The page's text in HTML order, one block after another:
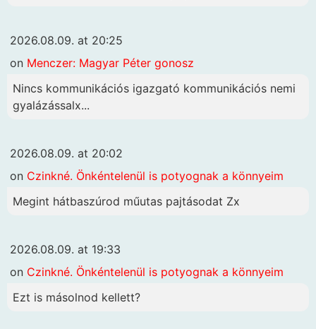
2026.08.09. at 20:25
on Menczer: Magyar Péter gonosz
Nincs kommunikációs igazgató kommunikációs nemi
gyalázássalx...
2026.08.09. at 20:02
on Czinkné. Önkéntelenül is potyognak a könnyeim
Megint hátbaszúrod műutas pajtásodat Zx
2026.08.09. at 19:33
on Czinkné. Önkéntelenül is potyognak a könnyeim
Ezt is másolnod kellett?